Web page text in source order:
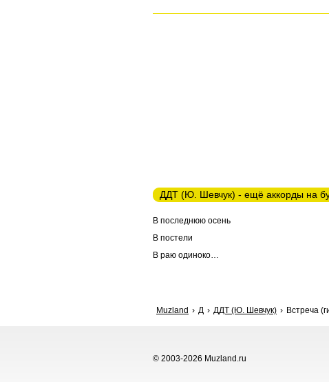
ДДТ (Ю. Шевчук) - ещё аккорды на
В последнюю осень
В постели
В раю одиноко…
Muzland Д ДДТ (Ю. Шевчук) Встреча
© 2003-2026 Muzland.ru